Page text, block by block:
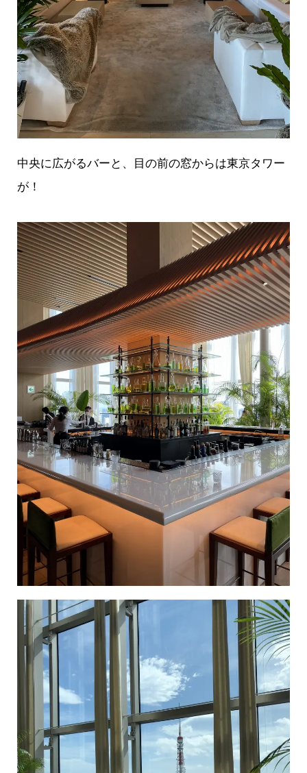
中央に広がるバーと、目の前の窓からは東京タワー
が！